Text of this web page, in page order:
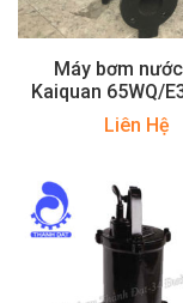
Máy bơm
Kaiquan 65WQ/
Liên Hệ